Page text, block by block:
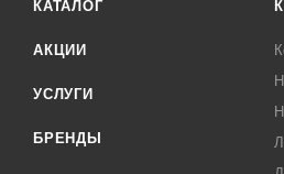
КАТАЛОГ
АКЦИИ
УСЛУГИ
БРЕНДЫ